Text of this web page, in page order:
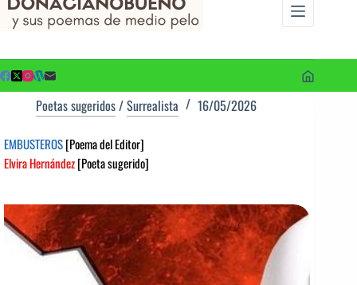
contenido
Poetas sugeridos/Surrealista 16/05/2026
EMBUSTEROS[Poema del Editor]
Elvira Hernández[Poeta sugerido]